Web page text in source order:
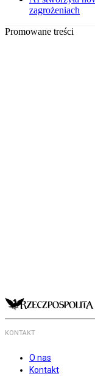
zagrożeniach
Promowane treści
KONTAKT
O nas
Kontakt